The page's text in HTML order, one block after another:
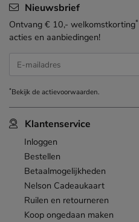
Klantenservice
Inloggen
Bestellen
Betaalmogelijkheden
Nelson Cadeaukaart
Ruilen en retourneren
Koop ongedaan maken
Nieuwsbrief
Ontvang € 10,- welkomstkorting*
acties en aanbiedingen!
E-mailadres
*Bekijk deactievoorwaarden.